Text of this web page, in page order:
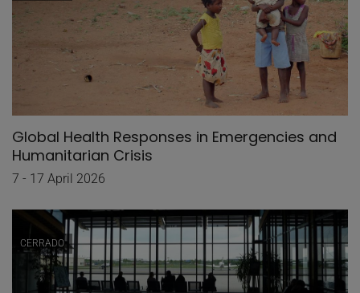
Global Health Responses in Emergencies and
Humanitarian Crisis
7 - 17 April 2026
CERRADO